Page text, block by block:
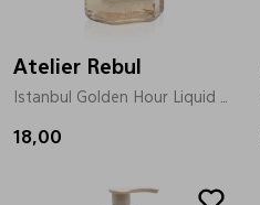
Atelier Rebul
18,00